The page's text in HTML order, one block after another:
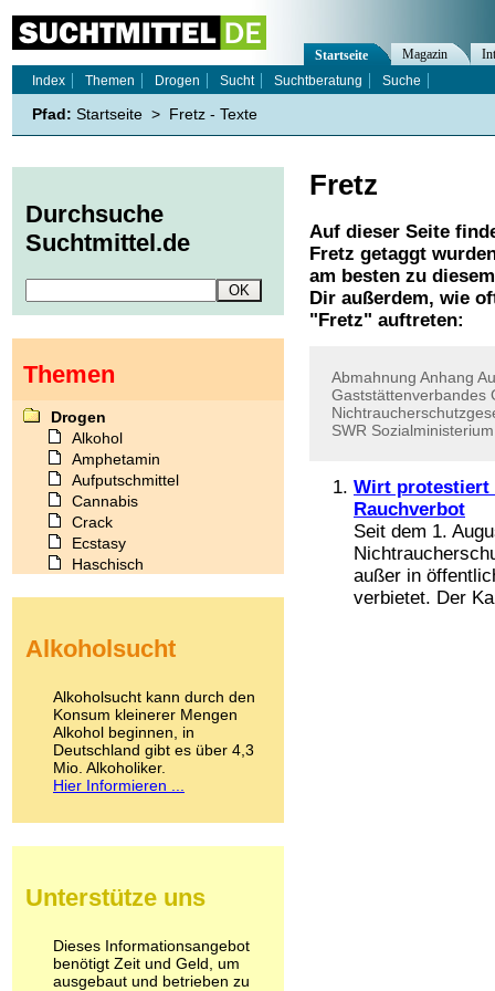
Fretz
Auf dieser Seite
Fretz getaggt
am besten zu
Dir außerdem, wie
" Fretz" auftreten:
Abmahnung Anhang
Gaststättenverbandes
SWR Sozialministerium
Wirt protestiert
Rauchverbot
Seit dem 1.
außer in
verbietet. Der
Startseite Magazin
Index
Themen Drogen Sucht Suchtberatung Suche
Pfad: Startseite > Fretz - Texte
Durchsuche
Suchtmittel.de
Themen
Drogen
Alkohol
Amphetamin
Aufputschmittel
Cannabis
Crack
Ecstasy
Haschisch
Kokain
LSD
Marihuana
Medikamente
Meskalin
Metamphetamin
Methadon
Pilze
Psychopharmaka
Schlafmittel
Schmerzmittel
Alkoholsucht
Alkoholsucht kann durch den
Konsum kleinerer Mengen
Alkohol beginnen, in
Deutschland gibt es über 4,3
Mio. Alkoholiker.
Hier Informieren ...
Unterstütze uns
Dieses Informationsangebot
benötigt Zeit und Geld, um
ausgebaut und betrieben zu